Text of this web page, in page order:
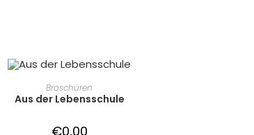
IN DEN WARENKORB
Broschüren
Aus der Lebensschule
€0,00